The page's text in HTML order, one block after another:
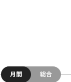
月間
総合